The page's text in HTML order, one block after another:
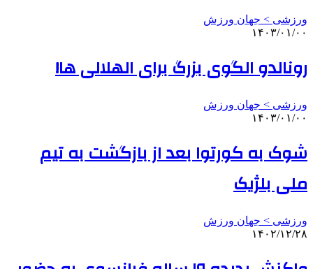
ورزشی > جهان ورزش
۱۴۰۳/۰۱/۰۰
رونالدو الگوی بزرگ برای الهلالی ها!
ورزشی > جهان ورزش
۱۴۰۳/۰۱/۰۰
شوک به کورتوا بعد از بازگشت به تیم
ملی بلژیک
ورزشی > جهان ورزش
۱۴۰۲/۱۲/۲۸